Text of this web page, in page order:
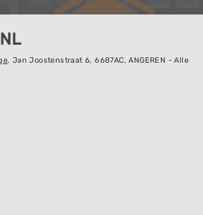
, Jan Joostenstraat 6, 6687AC, ANGEREN - Alle